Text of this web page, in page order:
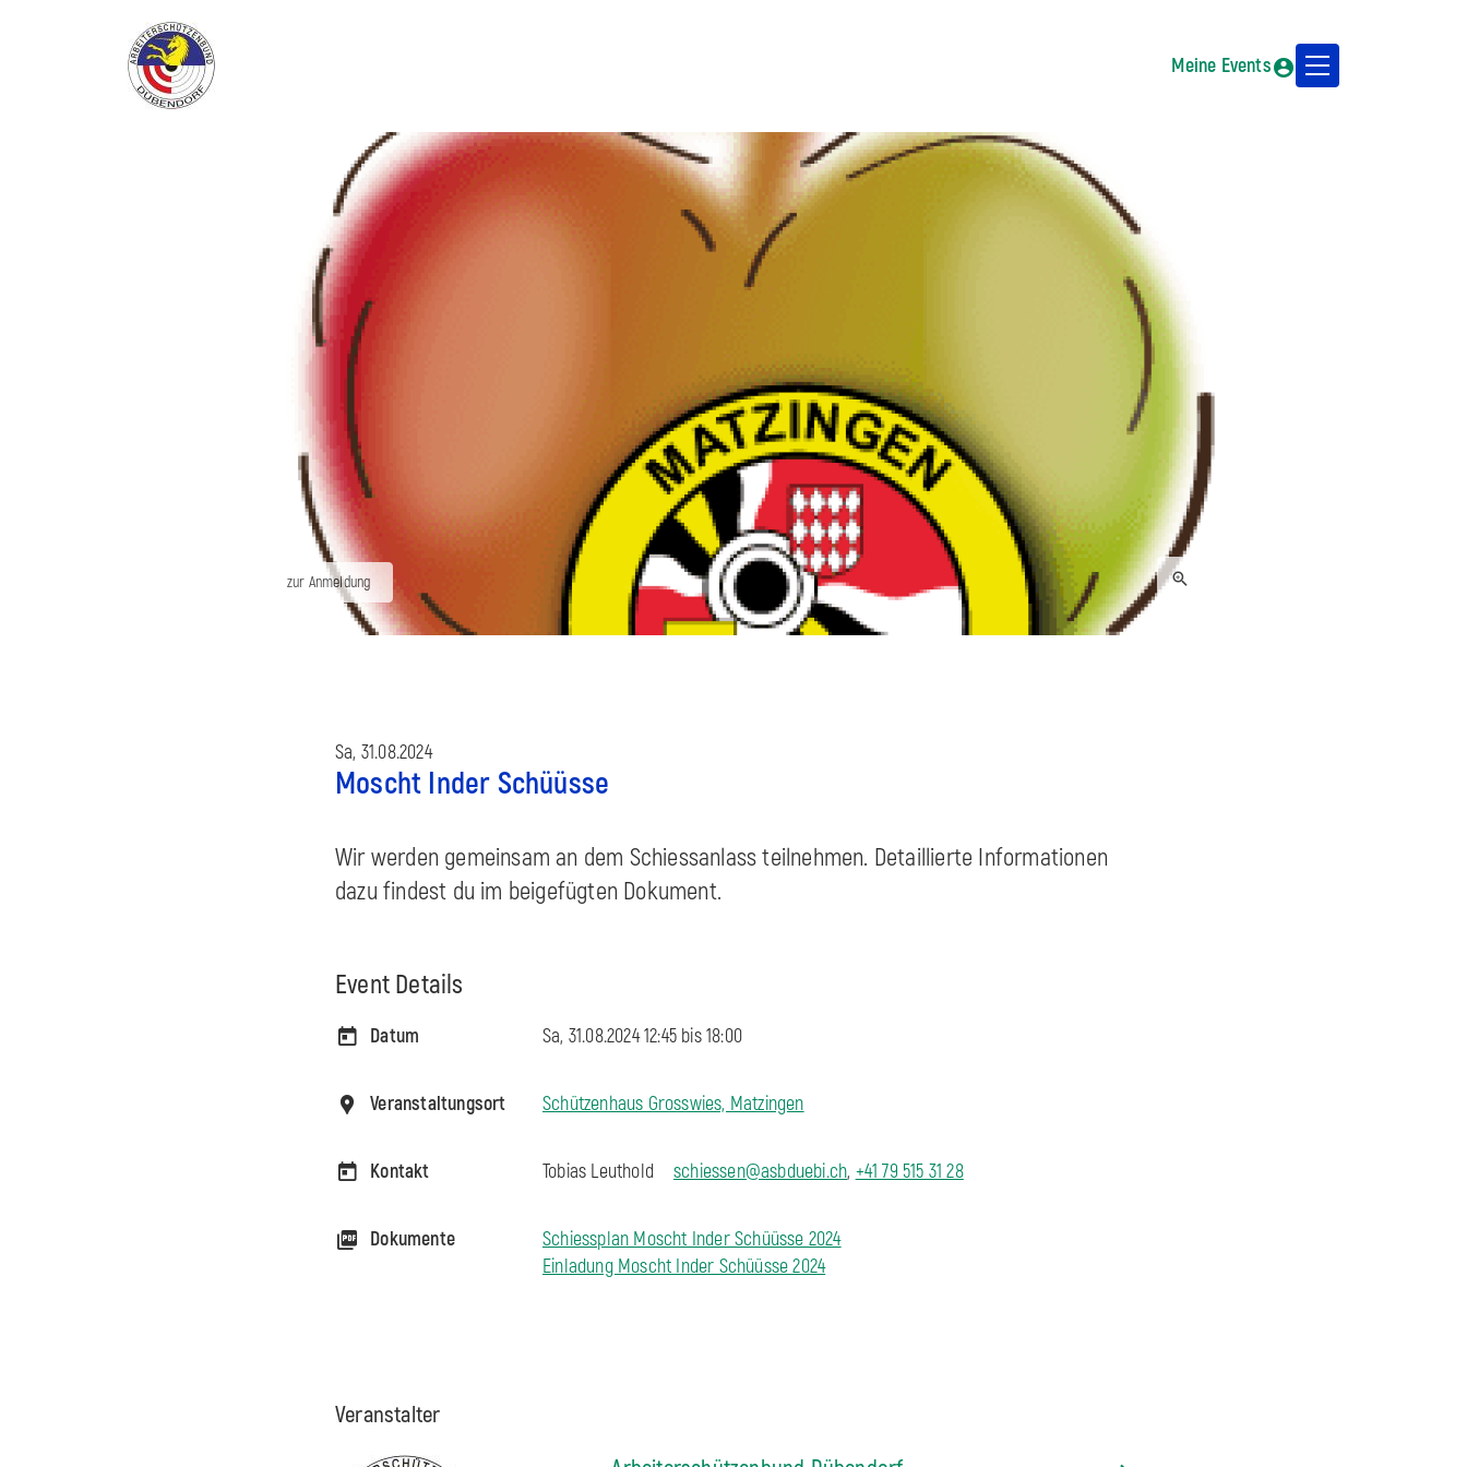
Meine Events
zur Anmeldung
Sa, 31.08.2024
Moscht Inder Schüüsse
Wir werden gemeinsam an dem Schiessanlass teilnehmen. Detaillierte Informationen
dazu findest du im beigefügten Dokument.
Event Details
Datum Sa, 31.08.2024 12:45 bis18:00
Veranstaltungsort Schützenhaus Grosswies, Matzingen
Kontakt Tobias Leuthold schiessen@asbduebi.ch, +41 79 515 31 28
Dokumente
Schiessplan Moscht Inder Schüüsse 2024
Einladung Moscht Inder Schüüsse 2024
Veranstalter